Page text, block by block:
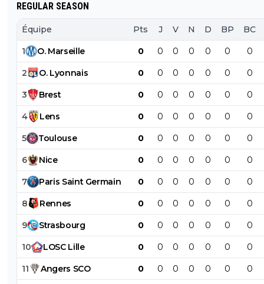
REGULAR SEASON
Équipe Pts J V N D BP BC
1 O. Marseille 0 0 0 0 0 0 0
2 O. Lyonnais 0 0 0 0 0 0 0
3 Brest 0 0 0 0 0 0 0
4 Lens 0 0 0 0 0 0 0
5 Toulouse 0 0 0 0 0 0 0
6 Nice 0 0 0 0 0 0 0
7 Paris Saint Germain 0 0 0 0 0 0 0
8 Rennes 0 0 0 0 0 0 0
9 Strasbourg 0 0 0 0 0 0 0
10 LOSC Lille 0 0 0 0 0 0 0
11 Angers SCO 0 0 0 0 0 0 0